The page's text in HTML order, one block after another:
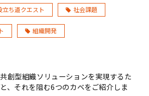
立ち道クエスト 社会課題
組織開発
創型組織ソリューションを実現するた
、それを阻む6つのカベをご紹介しま